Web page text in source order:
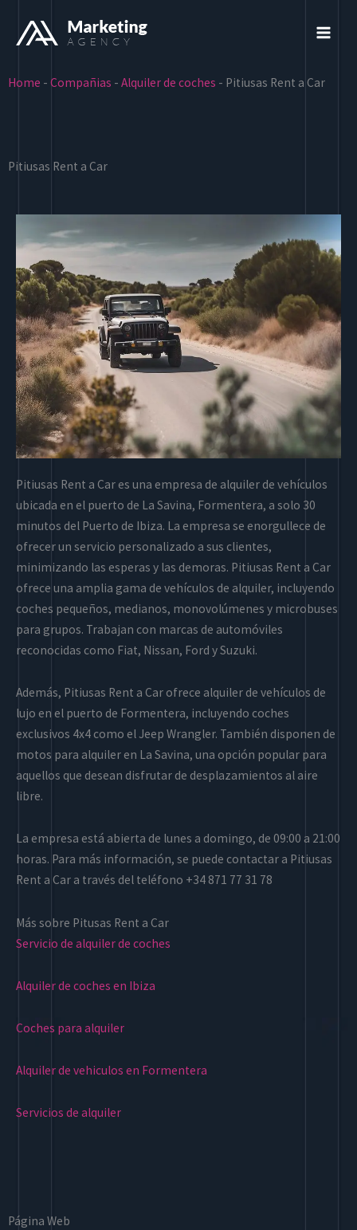
contenido
Home - Compañias - Alquiler de coches - Pitiusas Rent a Car
Pitiusas Rent a Car
Pitiusas Rent a Car es una empresa de alquiler de vehículos
ubicada en el puerto de La Savina, Formentera, a solo 30
minutos del Puerto de Ibiza. La empresa se enorgullece de
ofrecer un servicio personalizado a sus clientes,
minimizando las esperas y las demoras. Pitiusas Rent a Car
ofrece una amplia gama de vehículos de alquiler, incluyendo
coches pequeños, medianos, monovolúmenes y microbuses
para grupos. Trabajan con marcas de automóviles
reconocidas como Fiat, Nissan, Ford y Suzuki.
Además, Pitiusas Rent a Car ofrece alquiler de vehículos de
lujo en el puerto de Formentera, incluyendo coches
exclusivos 4x4 como el Jeep Wrangler. También disponen de
motos para alquiler en La Savina, una opción popular para
aquellos que desean disfrutar de desplazamientos al aire
libre.
La empresa está abierta de lunes a domingo, de 09:00 a 21:00
horas. Para más información, se puede contactar a Pitiusas
Rent a Car a través del teléfono +34 871 77 31 78
Más sobre Pitusas Rent a Car
Servicio de alquiler de coches
Alquiler de coches en Ibiza
Coches para alquiler
Alquiler de vehiculos en Formentera
Servicios de alquiler
Página Web